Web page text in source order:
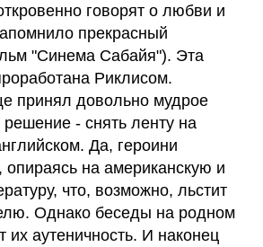
говорят о любви и
прекрасный
"Синема Сабайя"). Эта
Риклисом.
принял довольно мудрое
- снять ленту на
Да, героини
опираясь на американскую и
что, возможно, льстит
Однако беседы на родном
их аутеничность. И наконец